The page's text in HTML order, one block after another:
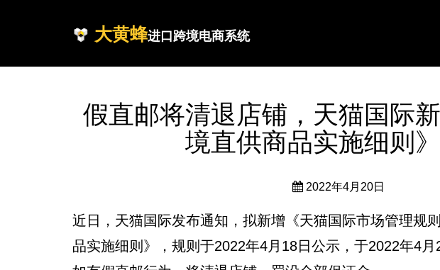
大黄蜂进口跨境电商系统
假直邮将清退店铺，天猫国际
境直供商品实施细则
2022年4月20日
近日，天猫国际发布通知，拟新增《天猫国际市场管理规
品实施细则》，规则于2022年4月18日公示，于2022年4